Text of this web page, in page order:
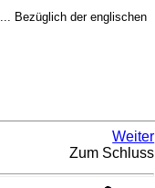
Bezüglich der englischen
Weiter
Zum Schluss